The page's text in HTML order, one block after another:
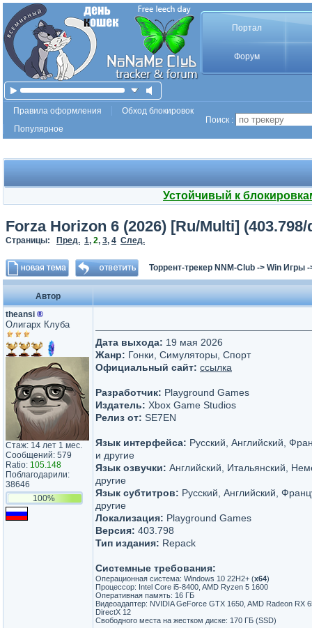
Портал
Форум
Правила оформления
Обход блокировок
Популярное
Поиск :
Устойчивый к
Forza Horizon 6 (2026) [Ru/Multi]
Страницы: Пред. 1, 2, 3, 4 След.
Торрент-трекер NNM-Club -> Win Игры
Автор
theansi ®
Олигарх Клуба
Стаж: 14 лет 1 мес.
Сообщений: 579
Ratio: 105.148
Поблагодарили:
38646
100%
Дата выхода: 19 мая 2026
Жанр: Гонки, Симуляторы, Спорт
Официальный сайт: ссылка
Разработчик: Playground Games
Издатель: Xbox Game Studios
Релиз от: SE7EN
Язык интерфейса: Русский, Английский,
и другие
Язык озвучки: Английский, Итальянский,
другие
Язык субтитров: Русский, Английский,
другие
Локализация: Playground Games
Версия: 403.798
Тип издания: Repack
Системные требования:
Операционная система: Windows 10 22H2+ (x64)
Процессор: Intel Core i5-8400, AMD Ryzen 5 1600
Оперативная память: 16 ГБ
Видеоадаптер: NVIDIA GeForce GTX 1650, AMD Radeon RX
DirectX 12
Свободного места на жестком диске: 170 ГБ (SSD)